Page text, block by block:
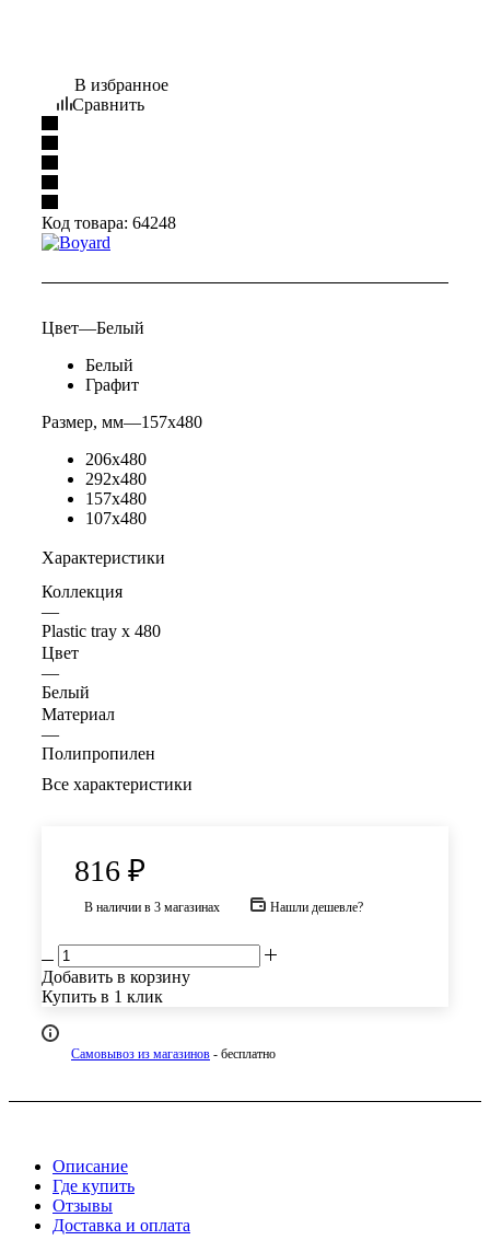
В избранное
Сравнить
Код товара: 64248
Цвет—Белый
Белый
Графит
Размер, мм—157x480
206x480
292x480
157x480
107x480
Характеристики
Коллекция
—
Plastic tray x 480
Цвет
—
Белый
Материал
—
Полипропилен
Все характеристики
816 ₽
В наличии в 3 магазинах Нашли дешевле?
Добавить в корзину
Купить в 1 клик
Самовывоз из магазинов - бесплатно
Описание
Где купить
Отзывы
Доставка и оплата